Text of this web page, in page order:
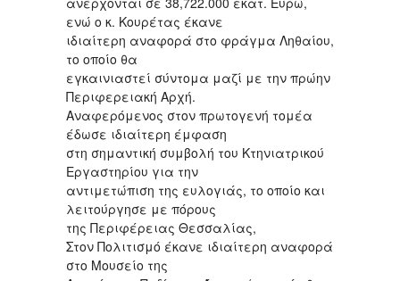
ενώ ο κ. Κουρέτας έκανε
ιδιαίτερη αναφορά στο φράγμα Ληθαίου,
το οποίο θα
εγκαινιαστεί σύντομα μαζί με την πρώην
Περιφερειακή Αρχή.
Αναφερόμενος στον πρωτογενή τομέα
έδωσε ιδιαίτερη έμφαση
στη σημαντική συμβολή του Κτηνιατρικού
Εργαστηρίου για την
αντιμετώπιση της ευλογιάς, το οποίο και
λειτούργησε με πόρους
της Περιφέρειας Θεσσαλίας,
Στον Πολιτισμό έκανε ιδιαίτερη αναφορά
στο Μουσείο της